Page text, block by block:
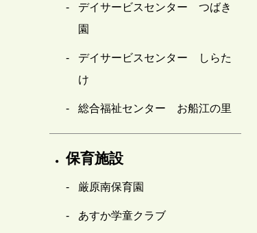
デイサービスセンター つばき
園
デイサービスセンター しらた
け
総合福祉センター お船江の里
保育施設
厳原南保育園
あすか学童クラブ